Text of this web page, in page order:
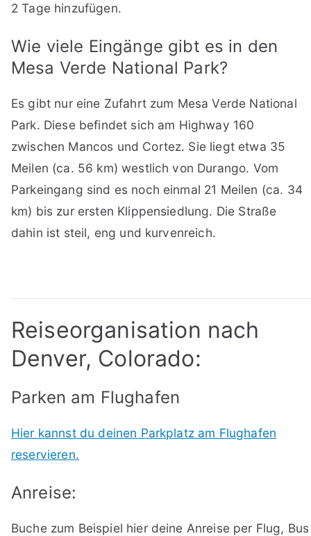
2 Tage hinzufügen.
Wie viele Eingänge gibt es in den
Mesa Verde National Park?
Es gibt nur eine Zufahrt zum Mesa Verde National
Park. Diese befindet sich am Highway 160
zwischen Mancos und Cortez. Sie liegt etwa 35
Meilen (ca. 56 km) westlich von Durango. Vom
Parkeingang sind es noch einmal 21 Meilen (ca. 34
km) bis zur ersten Klippensiedlung. Die Straße
dahin ist steil, eng und kurvenreich.
Reiseorganisation nach
Denver, Colorado:
Parken am Flughafen
Hier kannst du deinen Parkplatz am Flughafen
reservieren.
Anreise:
Buche zum Beispiel hier deine Anreise per Flug, Bus